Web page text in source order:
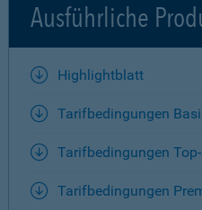
Ausführliche
Highlightblatt
Tarifbedingungen
Tarifbedingungen
Tarifbedingungen